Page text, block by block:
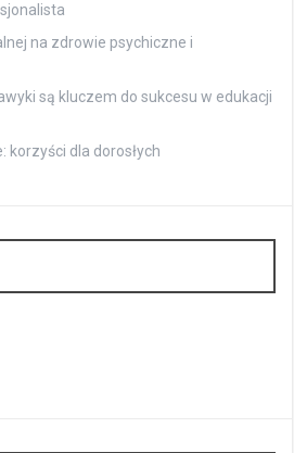
na zdrowie psychiczne i
są kluczem do sukcesu w edukacji
korzyści dla dorosłych